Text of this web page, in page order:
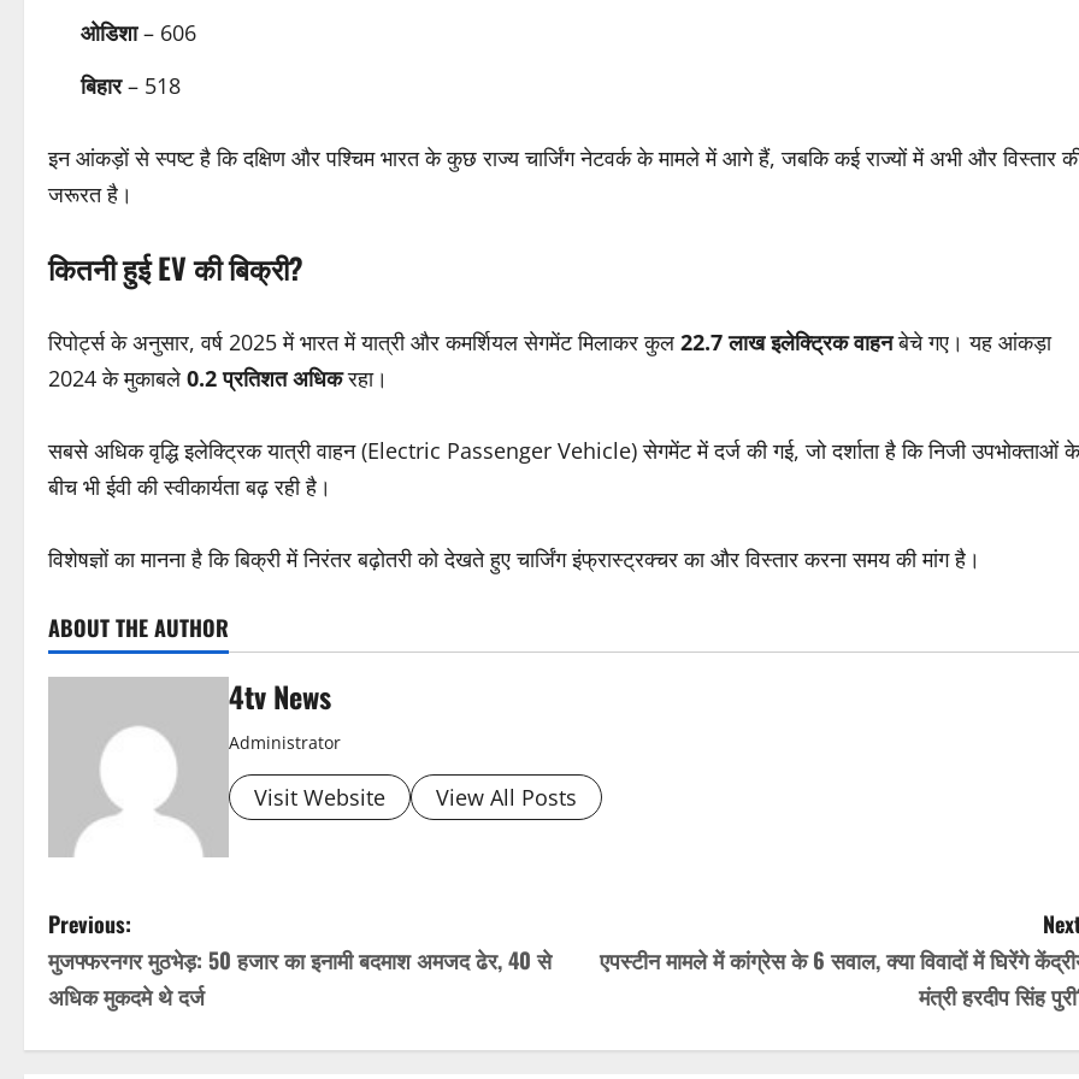
ओडिशा– 606
बिहार– 518
इन आंकड़ों से स्पष्ट है कि दक्षिण और पश्चिम भारत के कुछ राज्य चार्जिंग नेटवर्क के मामले में आगे हैं, जबकि कई राज्यों में अभी और विस्तार
जरूरत है।
कितनी हुई EV की बिक्री?
रिपोर्ट्स के अनुसार, वर्ष 2025 में भारत में यात्री और कमर्शियल सेगमेंट मिलाकर कुल 22.7 लाख इलेक्ट्रिक वाहनबेचे गए। यह आंकड़ा
2024 के मुकाबले 0.2 प्रतिशत अधिकरहा।
सबसे अधिक वृद्धि इलेक्ट्रिक यात्री वाहन (Electric Passenger Vehicle) सेगमेंट में दर्ज की गई, जो दर्शाता है कि निजी उपभोक्ताओं के
बीच भी ईवी की स्वीकार्यता बढ़ रही है।
विशेषज्ञों का मानना है कि बिक्री में निरंतर बढ़ोतरी को देखते हुए चार्जिंग इंफ्रास्ट्रक्चर का और विस्तार करना समय की मांग है।
ABOUT THE AUTHOR
4tv News
Administrator
Visit Website View All Posts
P
o
Previous:
मुजफ्फरनगर मुठभेड़: 50 हजार का इनामी बदमाश अमजद ढेर, 40 से
अधिक मुकदमे थे दर्ज
एपस्टीन मामले में कांग्रेस के 6 सवाल, क्या विवादों में घिरेंगे
मंत्री हरदीप सिंह